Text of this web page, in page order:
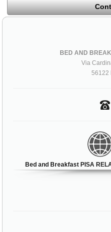
BED AND
Via
56122
Bed and Breakfast PISA